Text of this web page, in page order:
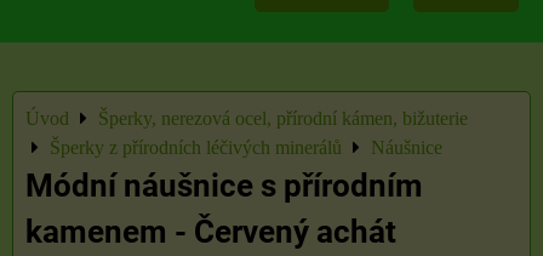
Úvod
Šperky, nerezová ocel, přírodní kámen, bižuterie
Šperky z přírodních léčivých minerálů
Náušnice
Módní náušnice s přírodním
kamenem - Červený achát